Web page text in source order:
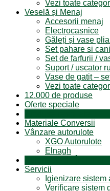
Vezi toate
Veselă și Menaj
Accesorii menaj
Electrocasnice
Găleți și vase
Set pahare si
Set de farfurii /
Suport / uscator
Vase de gatit –
Vezi toate
12.000 de produse
Oferte speciale
Materiale Conversii
Vânzare autorulote
XGO Autorulote
Elnagh
Servicii
Igienizare sistem
Verificare sistem